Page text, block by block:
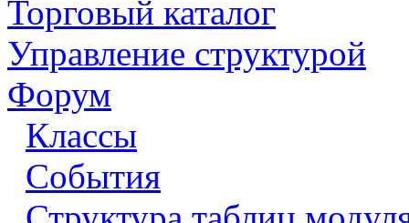
Торговый каталог
Управление структурой
Форум
Классы
События